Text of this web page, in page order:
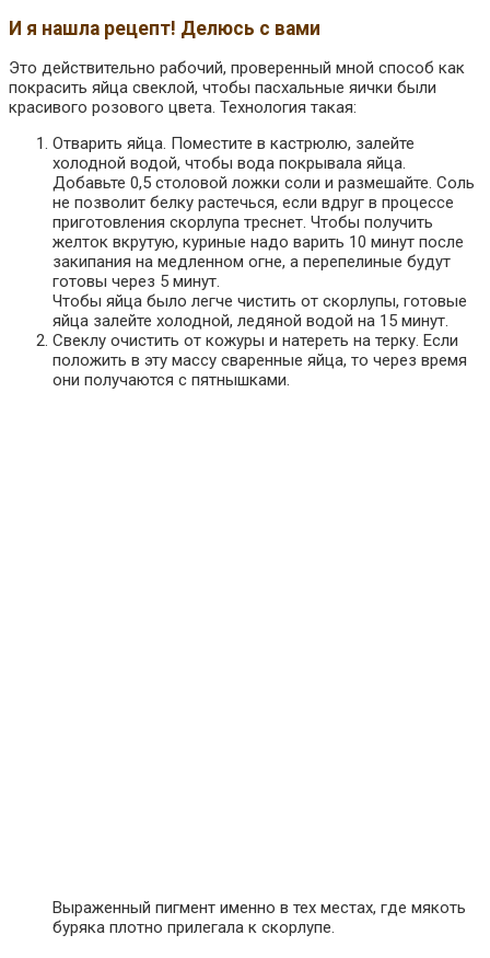
И я нашла рецепт! Делюсь с вами
Это действительно рабочий, проверенный мной способ как
покрасить яйца свеклой, чтобы пасхальные яички были
красивого розового цвета. Технология такая:
Отварить яйца. Поместите в кастрюлю, залейте
холодной водой, чтобы вода покрывала яйца.
Добавьте 0,5 столовой ложки соли и размешайте. Соль
не позволит белку растечься, если вдруг в процессе
приготовления скорлупа треснет. Чтобы получить
желток вкрутую, куриные надо варить 10 минут после
закипания на медленном огне, а перепелиные будут
готовы через 5 минут.
Чтобы яйца было легче чистить от скорлупы, готовые
яйца залейте холодной, ледяной водой на 15 минут.
Свеклу очистить от кожуры и натереть на терку. Если
положить в эту массу сваренные яйца, то через время
они получаются с пятнышками.
Выраженный пигмент именно в тех местах, где мякоть
буряка плотно прилегала к скорлупе.